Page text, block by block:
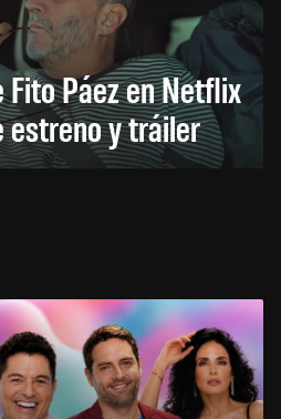
Fito Páez en Netflix
estreno y tráiler